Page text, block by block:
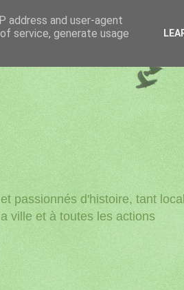
passionnés d'histoire, tant
ville et à toutes les actions
address and user-agent
service, generate usage